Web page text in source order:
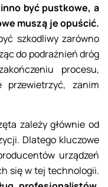
być pustkowe, a
muszą je opuścić.
szkodliwy zarówno
do podrażnień dróg
procesu,
przewietrzyć, zanim
zależy głównie od
Dlatego kluczowe
urządzeń
się w tej technologii.